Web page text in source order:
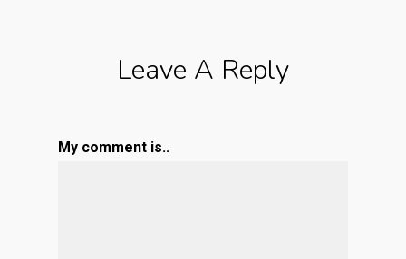
Leave A Reply
My comment is..